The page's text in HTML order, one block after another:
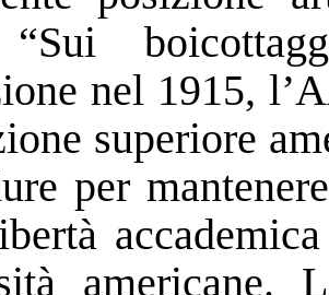
nel 1915,
superiore
per
americane.